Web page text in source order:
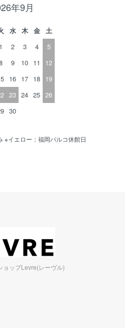
年9月
水 木 金
土
1
2 3 4
5
9 10 11
12
16 17 18 19
23 24 25 26
30
※イエロー：福岡パルコ休館日
ョップLevre(レーヴル)